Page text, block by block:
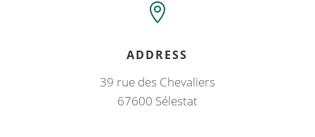

ADDRESS
39 rue des Chevaliers
67600 Sélestat